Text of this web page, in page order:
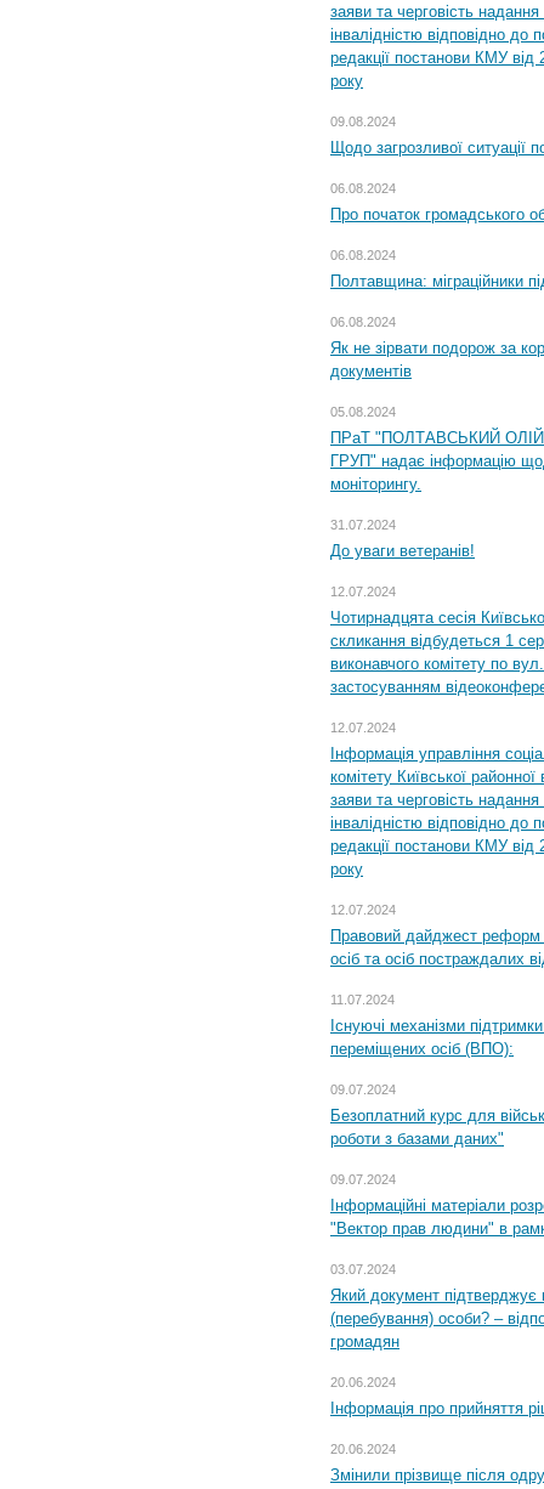
заяви та черговість надання
інвалідністю відповідно
редакції постанови КМУ
року
09.08.2024
Щодо загрозливої ситуації
06.08.2024
Про початок громадського
06.08.2024
Полтавщина: міграційники
06.08.2024
Як не зірвати подорож за
документів
05.08.2024
ПРаТ "ПОЛТАВСЬКИЙ
ГРУП" надає інформацію
моніторингу.
31.07.2024
До уваги ветеранів!
12.07.2024
Чотирнадцята сесія
скликання відбудеться 1
виконавчого комітету по
застосуванням
12.07.2024
Інформація управління
комітету Київської
заяви та черговість надання
інвалідністю відповідно
редакції постанови КМУ
року
12.07.2024
Правовий дайджест реформ
осіб та осіб постраждалих
11.07.2024
Існуючі механізми
переміщених осіб (ВПО):
09.07.2024
Безоплатний курс для
роботи з базами даних"
09.07.2024
Інформаційні матеріали
"Вектор прав людини" в
03.07.2024
Який документ підтверджує
(перебування) особи? –
громадян
20.06.2024
Інформація про прийняття
20.06.2024
Змінили прізвище після